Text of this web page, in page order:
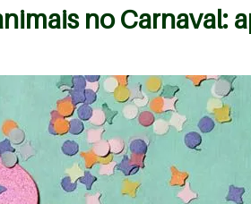
no Carnaval: